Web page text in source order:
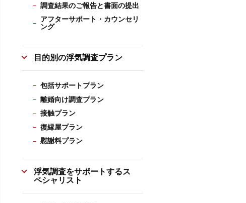
調査結果のご報告と書面の提出
アフターサポート・カウンセリ
ング
目的別の浮気調査プラン
包括サポートプラン
離婚向け調査プラン
接触プラン
復縁屋プラン
慰謝料プラン
浮気調査をサポートするス
ペシャリスト